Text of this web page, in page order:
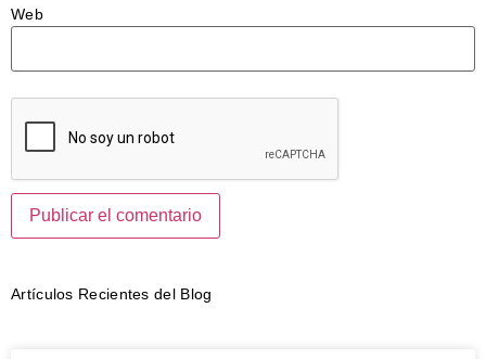
Web
Artículos Recientes del Blog